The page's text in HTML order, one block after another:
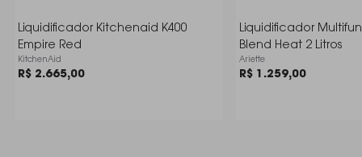
e são ideais para triturar gelo, fazer smoothies densos
e vitaminas cremosas.
Liquidificador Kitchenaid K400
Empire Red
KitchenAid
R$ 2.665,00
Liquidificador
Blend Heat 2 Litros
Ariette
R$ 1.259,00